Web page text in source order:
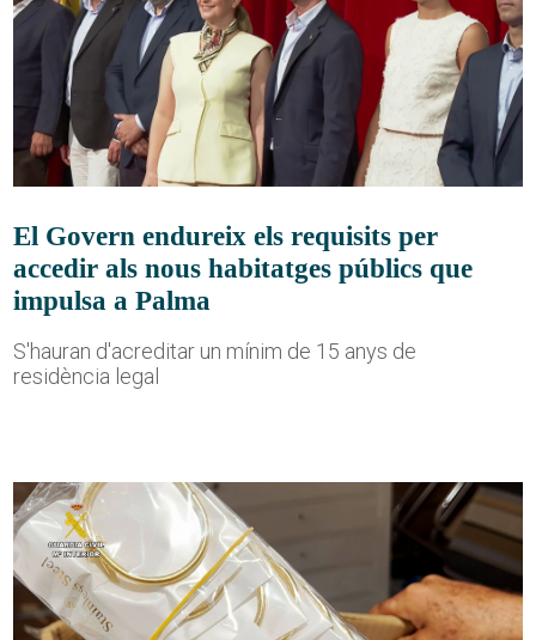
El Govern endureix els requisits per
accedir als nous habitatges públics que
impulsa a Palma
S'hauran d'acreditar un mínim de 15 anys de
residència legal